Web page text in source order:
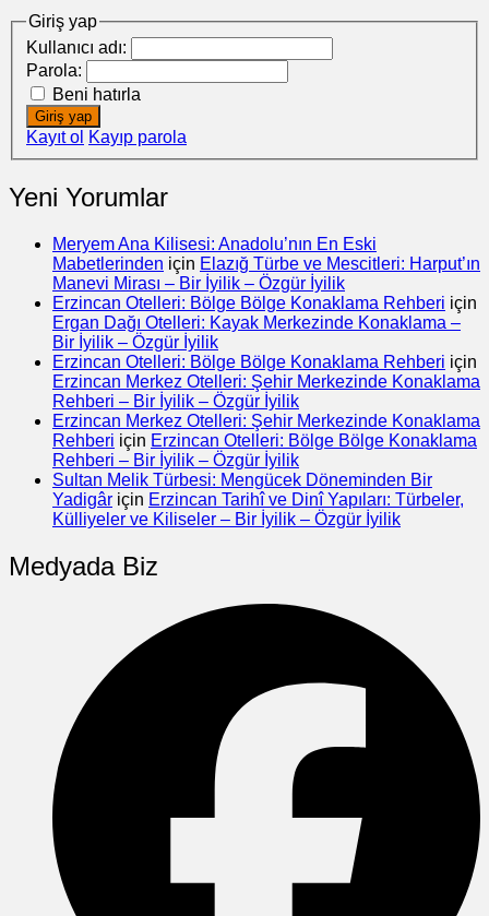
Giriş yap
Kullanıcı adı:
Parola:
Beni hatırla
Giriş yap
Kayıt ol Kayıp parola
Yeni Yorumlar
Meryem Ana Kilisesi: Anadolu’nın En Eski
Mabetlerinden için Elazığ Türbe ve Mescitleri: Harput’ın
Manevi Mirası – Bir İyilik – Özgür İyilik
Erzincan Otelleri: Bölge Bölge Konaklama Rehberi için
Ergan Dağı Otelleri: Kayak Merkezinde Konaklama –
Bir İyilik – Özgür İyilik
Erzincan Otelleri: Bölge Bölge Konaklama Rehberi için
Erzincan Merkez Otelleri: Şehir Merkezinde Konaklama
Rehberi – Bir İyilik – Özgür İyilik
Erzincan Merkez Otelleri: Şehir Merkezinde Konaklama
Rehberi için Erzincan Otelleri: Bölge Bölge Konaklama
Rehberi – Bir İyilik – Özgür İyilik
Sultan Melik Türbesi: Mengücek Döneminden Bir
Yadigâr için Erzincan Tarihî ve Dinî Yapıları: Türbeler,
Külliyeler ve Kiliseler – Bir İyilik – Özgür İyilik
Medyada Biz